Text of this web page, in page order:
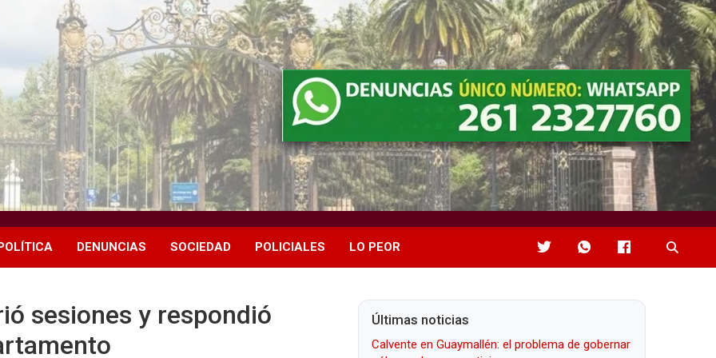
DENUNCIAS SOCIEDAD POLICIALES LO PEOR
sesiones y respondió
Últimas noticias
Calvente en Guaymallén: el problema de gobernar